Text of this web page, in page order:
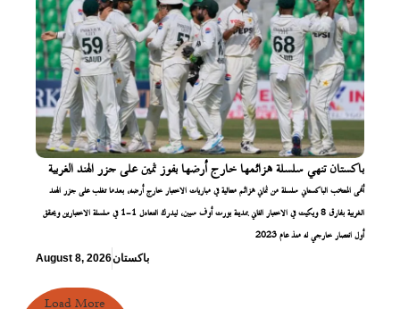
باكستان تنهي سلسلة هزائمها خارج أرضها بفوز ثمين على جزر الهند الغربية
أنهى المنتخب الباكستاني سلسلة من ثماني هزائم متتالية في مباريات الاختبار خارج أرضه، بعدما تغلب على جزر الهند
الغربية بفارق 8 ويكيت في الاختبار الثاني بمدينة بورت أوف سبين، ليدرك التعادل 1-1 في سلسلة الاختبارين ويحقق
أول انتصار خارجي له منذ عام 2023
August 8, 2026باكستان